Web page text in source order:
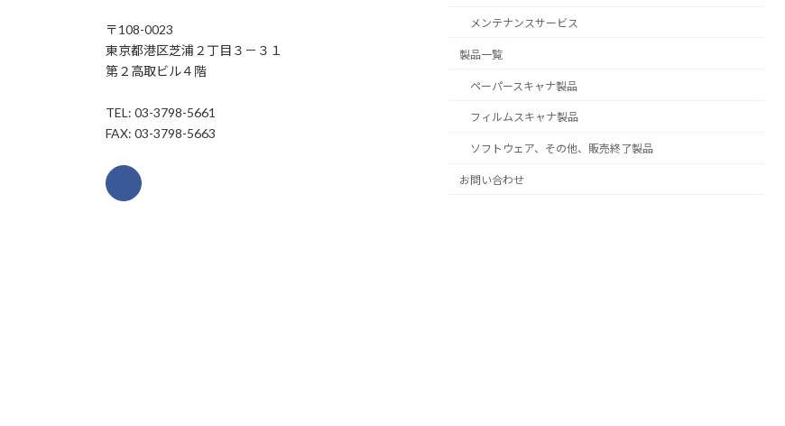
〒108-0023
東京都港区芝浦２丁目３－３１
第２高取ビル４階
TEL: 03-3798-5661
FAX: 03-3798-5663
メンテナンスサービス
製品一覧
ペーパースキャナ製品
フィルムスキャナ製品
ソフトウェア、その他、販売終了製品
お問い合わせ